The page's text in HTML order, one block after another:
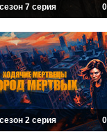
7 серия
2 серия